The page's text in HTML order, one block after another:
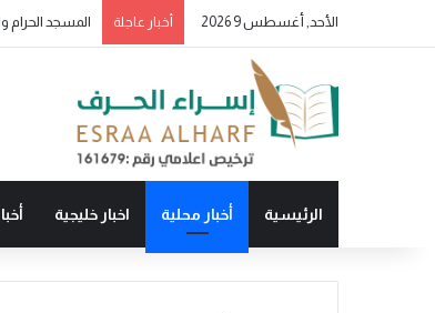
الأحد, أغسطس 9 2026 أخبار عاجلة
الرئيسية أخبار محلية اخبار خليجية